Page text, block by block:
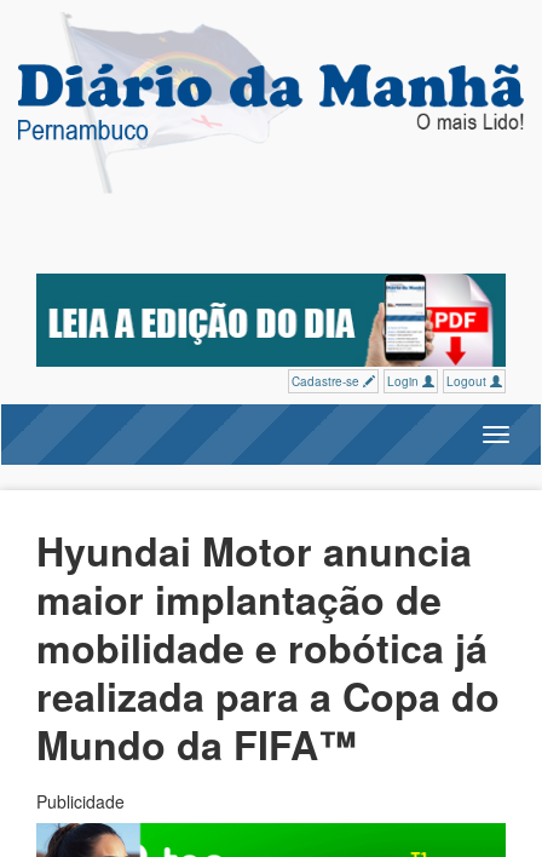
Cadastre-se Login Logout
Hyundai Motor anuncia
maior implantação de
mobilidade e robótica já
realizada para a Copa do
Mundo da FIFA™
Publicidade